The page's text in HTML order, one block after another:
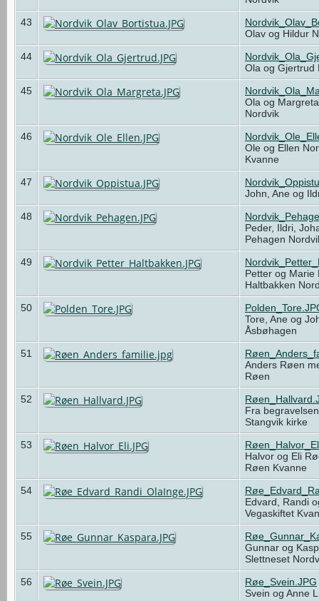
43
Olav og Hildur
44
Ola og
45
Ola og
Nordvik
46
Ole og Ellen
Kvanne
47
John, Ane og
48
Peder, Ildri,
Pehagen
49
Petter og Marie
Haltbakken
50
Tore, Ane og
Åsbøhagen
51
Anders Røen
Røen
52
Fra
Stangvik kirke
53
Halvor og Eli
Røen Kvanne
54
Edvard, Randi
Vegaskiftet
55
Gunnar og
Slettneset
56
Røe_Svein.JPG
Svein og Anne